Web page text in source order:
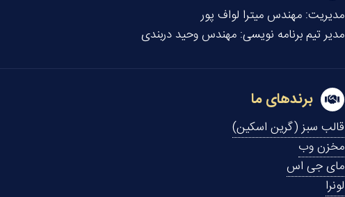
مدیریت: مهندس میترا لواف پور
مدیر تیم برنامه نویسی: مهندس وحید دربندی
برندهای ما
قالب سبز (گرین اسکین)
مخزن وب
مای جی اس
لونرا